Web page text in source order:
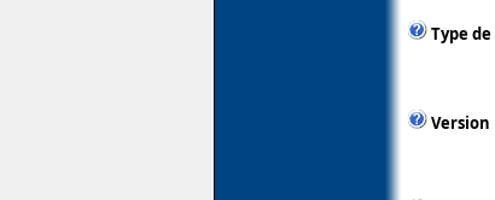
Type
Version